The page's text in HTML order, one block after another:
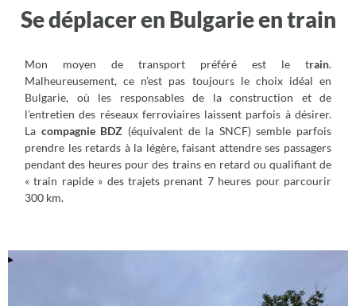
Se déplacer en Bulgarie en train
Mon moyen de transport préféré est le train.
Malheureusement, ce n’est pas toujours le choix idéal en
Bulgarie, où les responsables de la construction et de
l’entretien des réseaux ferroviaires laissent parfois à désirer.
La compagnie BDZ (équivalent de la SNCF) semble parfois
prendre les retards à la légère, faisant attendre ses passagers
pendant des heures pour des trains en retard ou qualifiant de
« train rapide » des trajets prenant 7 heures pour parcourir
300 km.